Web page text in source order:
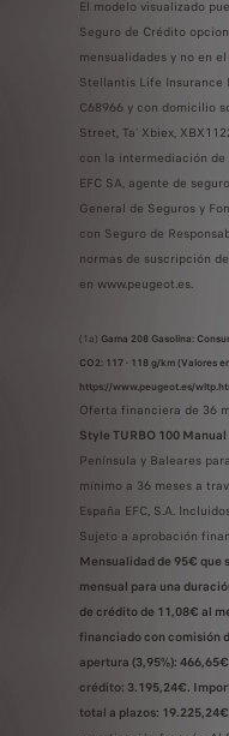
El modelo visualizado
Seguro de Crédito
mensualidades y no en
Stellantis Life Insurance
C68966 y con domicilio
Street, Ta’ Xbiex,
con la intermediación
EFC SA, agente de
General de Seguros y
con Seguro de
normas de suscripción
en www.peugeot.es.
(1a) Gama 208 Gasolina:
CO2: 117 - 118 g/km (Valores
https://www.peugeot.es/
Oferta financiera de 36
Style TURBO 100
Península y Baleares
mínimo a 36 meses a
España EFC, S.A.
Sujeto a aprobación
Mensualidad de 95€ que
mensual para una
de crédito de 11,08€ al
financiado con comisión
apertura (3,95%):
crédito: 3.195,24€.
total a plazos: